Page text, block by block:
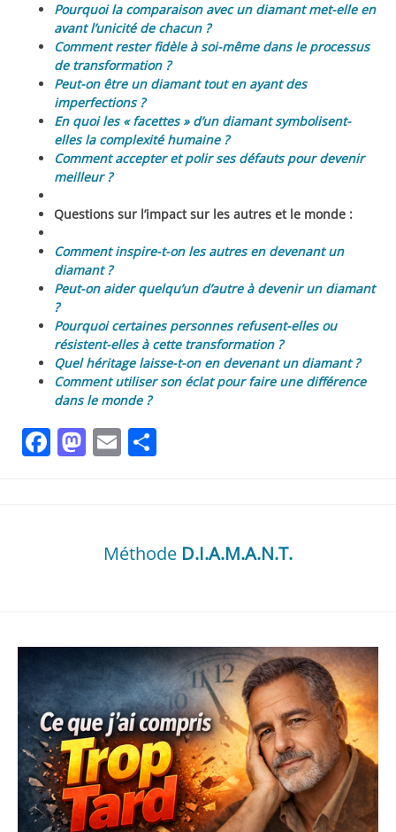
Pourquoi la comparaison avec un diamant met-elle en
avant l’unicité de chacun ?
Comment rester fidèle à soi-même dans le processus
de transformation ?
Peut-on être un diamant tout en ayant des
imperfections ?
En quoi les « facettes » d’un diamant symbolisent-
elles la complexité humaine ?
Comment accepter et polir ses défauts pour devenir
meilleur ?
Questions sur l’impact sur les autres et le monde :
Comment inspire-t-on les autres en devenant un
diamant ?
Peut-on aider quelqu’un d’autre à devenir un diamant
?
Pourquoi certaines personnes refusent-elles ou
résistent-elles à cette transformation ?
Quel héritage laisse-t-on en devenant un diamant ?
Comment utiliser son éclat pour faire une différence
dans le monde ?
Facebook
Mastodon
Email
Méthode D.I.A.M.A.N.T.